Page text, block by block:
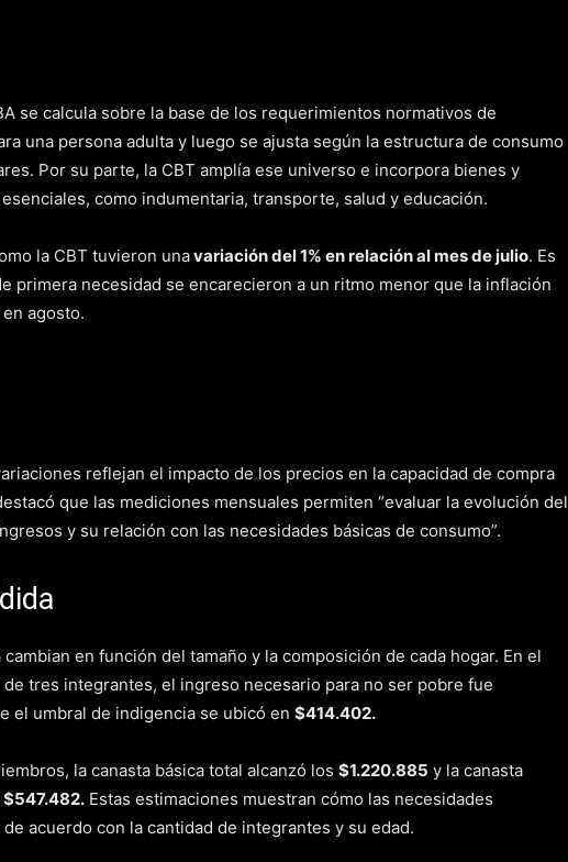
se calcula sobre la base de los requerimientos normativos de
una persona adulta y luego se ajusta según la estructura de consumo
Por su parte, la CBT amplía ese universo e incorpora bienes y
como indumentaria, transporte, salud y educación.
la CBT tuvieron unavariación del 1% en relación al mes de julio. Es
primera necesidad se encarecieron a un ritmo menor que la inflación
agosto.
reflejan el impacto de los precios en la capacidad de compra
que las mediciones mensuales permiten “evaluar la evolución del
y su relación con las necesidades básicas de consumo”.
en función del tamaño y la composición de cada hogar. En el
tres integrantes, el ingreso necesario para no ser pobre fue
el umbral de indigencia se ubicó en $414.402.
la canasta básica total alcanzó los $1.220.885 y la canasta
$547.482. Estas estimaciones muestran cómo las necesidades
acuerdo con la cantidad de integrantes y su edad.